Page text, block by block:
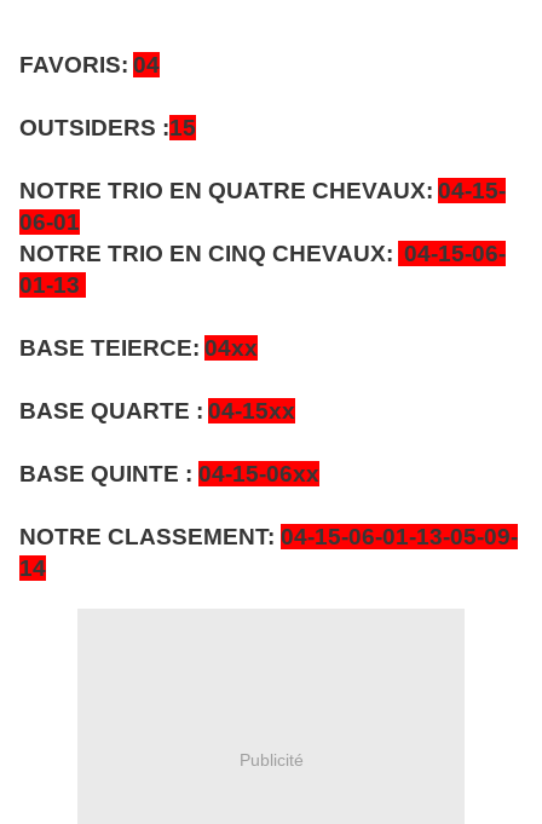
FAVORIS: 04
OUTSIDERS :15
NOTRE TRIO EN QUATRE CHEVAUX: 04-15-
06-01
NOTRE TRIO EN CINQ CHEVAUX: 04-15-06-
01-13
BASE TEIERCE: 04xx
BASE QUARTE : 04-15xx
BASE QUINTE : 04-15-06xx
NOTRE CLASSEMENT: 04-15-06-01-13-05-09-
14
Publicité